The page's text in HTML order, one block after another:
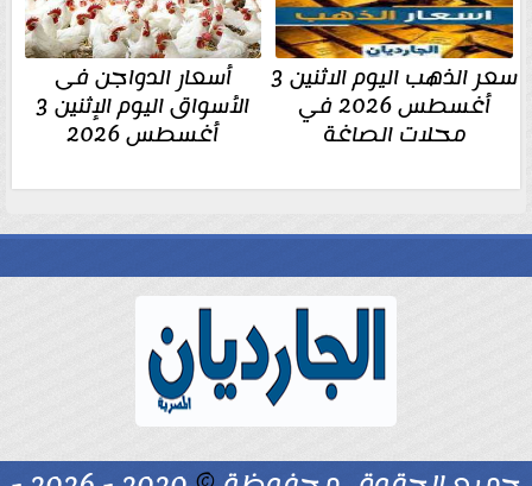
سعر الذهب اليوم الاثنين 3
أغسطس 2026 في
محلات الصاغة
أسعار الدواجن فى
الأسواق اليوم الإثنين 3
أغسطس 2026